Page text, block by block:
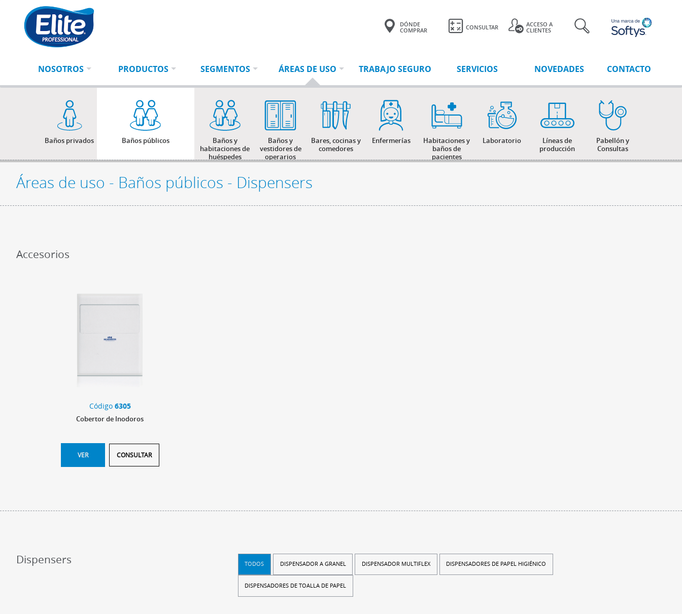
Ingresá
tu
búsqueda
BUSCAR
DÓNDE
COMPRAR
CONSULTAR
ACCESO A
CLIENTES
NOSOTROS PRODUCTOS SEGMENTOS ÁREAS DE USO TRABAJO SEGURO SERVICIOS NOVEDADES CONTACTO
Baños privados Baños públicos
Baños y
habitaciones de
huéspedes
Baños y
vestidores de
operarios
Bares, cocinas y
comedores
Enfermerías
Habitaciones y
baños de
pacientes
Laboratorio
Líneas de
producción
Pabellón y
Consultas
Áreas de uso - Baños públicos - Dispensers
Accesorios
Código 6305
Cobertor de Inodoros
VER CONSULTAR
Dispensers TODOS DISPENSADOR A GRANEL DISPENSADOR MULTIFLEX DISPENSADORES DE PAPEL HIGIÉNICO
DISPENSADORES DE TOALLA DE PAPEL